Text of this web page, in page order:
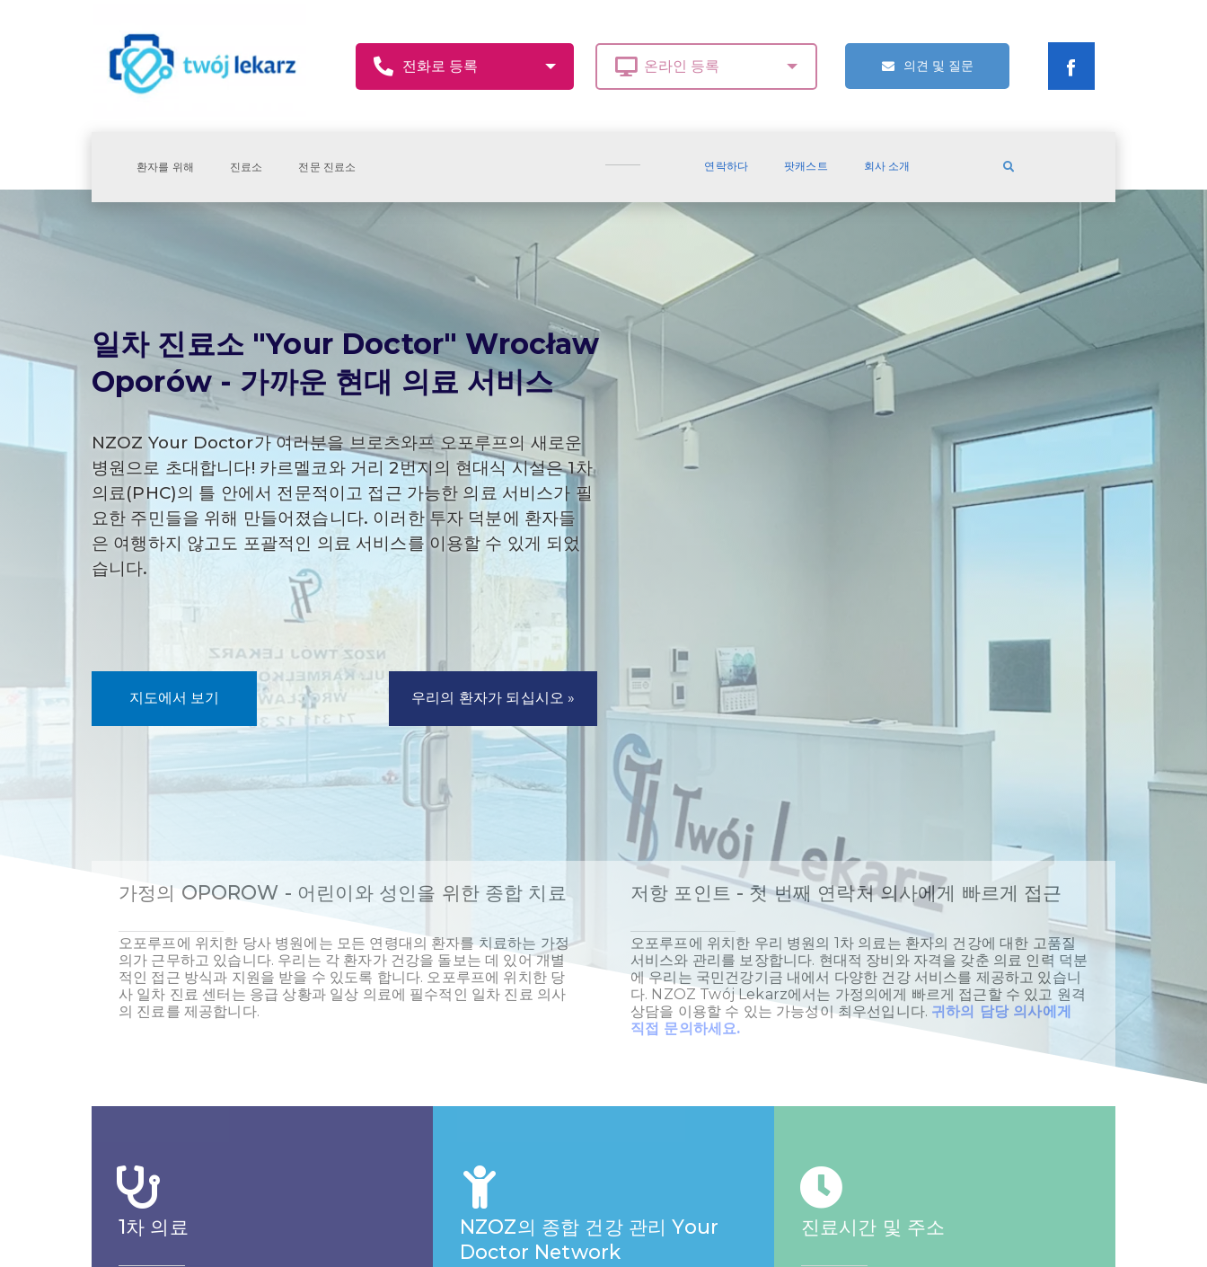
의견 및 질문
환자를 위해 진료소 전문 진료소 연락하다 팟캐스트 회사 소개
일차 진료소 "Your Doctor" Wrocław
Oporów - 가까운 현대 의료 서비스
NZOZ Your Doctor가 여러분을 브로츠와프 오포루프의 새로운
병원으로 초대합니다! 카르멜코와 거리 2번지의 현대식 시설은 1차
의료(PHC)의 틀 안에서 전문적이고 접근 가능한 의료 서비스가 필
요한 주민들을 위해 만들어졌습니다. 이러한 투자 덕분에 환자들
은 여행하지 않고도 포괄적인 의료 서비스를 이용할 수 있게 되었
습니다.
지도에서 보기 우리의 환자가 되십시오 »
가정의 OPOROW - 어린이와 성인을 위한 종합 치료
오포루프에 위치한 당사 병원에는 모든 연령대의 환자를 치료하는 가정
의가 근무하고 있습니다. 우리는 각 환자가 건강을 돌보는 데 있어 개별
적인 접근 방식과 지원을 받을 수 있도록 합니다. 오포루프에 위치한 당
사 일차 진료 센터는 응급 상황과 일상 의료에 필수적인 일차 진료 의사
의 진료를 제공합니다.
저항 포인트 - 첫 번째 연락처 의사에게 빠르게 접근
오포루프에 위치한 우리 병원의 1차 의료는 환자의 건강에 대한 고품질
서비스와 관리를 보장합니다. 현대적 장비와 자격을 갖춘 의료 인력 덕분
에 우리는 국민건강기금 내에서 다양한 건강 서비스를 제공하고 있습니
다. NZOZ Twój Lekarz에서는 가정의에게 빠르게 접근할 수 있고 원격
상담을 이용할 수 있는 가능성이 최우선입니다. 귀하의 담당 의사에게
직접 문의하세요.
1차 의료
NZOZ의 종합 건강 관리 Your
Doctor Network
진료시간 및 주소